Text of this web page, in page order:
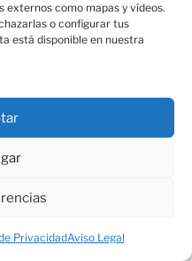
como mapas y vídeos.
o configurar tus
está disponible en nuestra
PrivacidadAviso Legal
gracias a WordPress